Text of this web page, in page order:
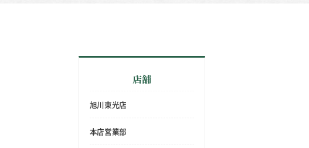
店舗
旭川東光店
本店営業部